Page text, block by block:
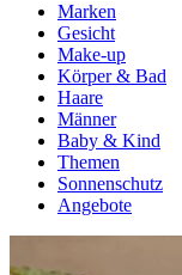
Marken
Gesicht
Make-up
Körper & Bad
Haare
Männer
Baby & Kind
Themen
Sonnenschutz
Angebote